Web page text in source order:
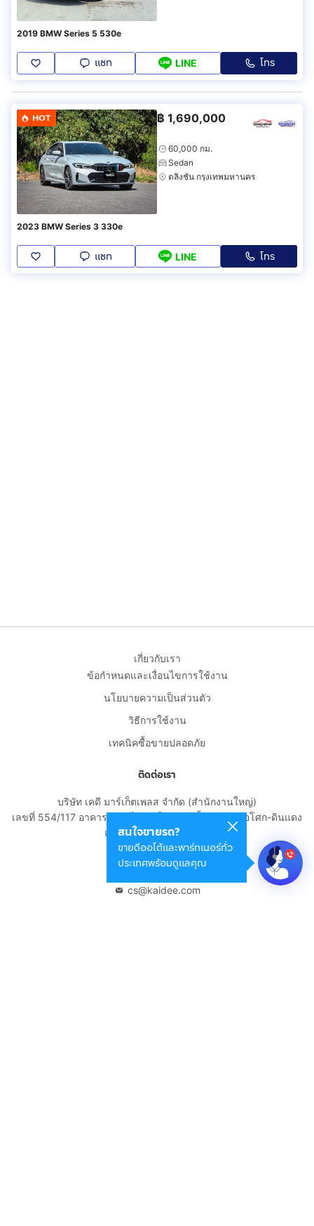
2019 BMW Series 5 530e
แชท LINE โทร
HOT ฿ 1,690,000
60,000 กม.
Sedan
ตลิ่งชัน กรุงเทพมหานคร
2023 BMW Series 3 330e
แชท LINE โทร
สนใจขายรถ?
ขายดีออโต้และพาร์ทเนอร์ทั่ว
ประเทศพร้อมดูแลคุณ
เกี่ยวกับเรา
ข้อกำหนดและเงื่อนไขการใช้งาน
นโยบายความเป็นส่วนตัว
วิธีการใช้งาน
เทคนิคซื้อขายปลอดภัย
ติดต่อเรา
บริษัท เคดี มาร์เก็ตเพลส จำกัด (สำนักงานใหญ่)
เลขที่ 554/117 อาคารสกายไนน์ เซ็นเตอร์ ชั้น 22 ถนนอโศก-ดินแดง
แขวงดินแดง เขตดินแดง
กรุงเทพมหานคร 10400
cs@kaidee.com